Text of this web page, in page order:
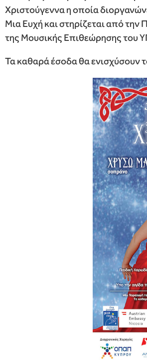
Χριστούγεννα η οποία
Μια Ευχή και στηρίζεται από
της Μουσικής Επιθεώρησης του
Τα καθαρά έσοδα θα ενισχύσουν